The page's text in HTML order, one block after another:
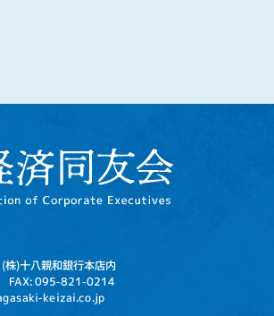
(株)十八親和銀行本店内
FAX: 095-821-0214
keizai.co.jp